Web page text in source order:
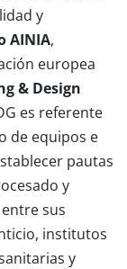
y
AINIA,
europea
& Design
es referente
de equipos e
pautas
y
sus
institutos
y